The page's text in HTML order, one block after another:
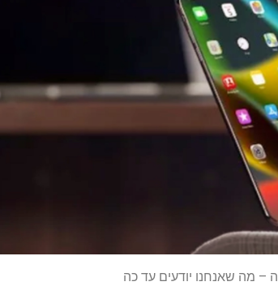
– מה שאנחנו יודעים עד כה